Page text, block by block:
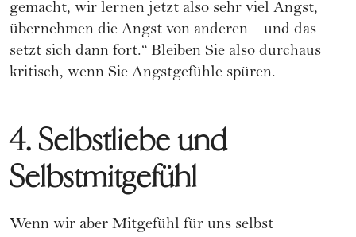
gemacht, wir lernen jetzt also sehr viel Angst,
übernehmen die Angst von anderen – und das
setzt sich dann fort.“ Bleiben Sie also durchaus
kritisch, wenn Sie Angstgefühle spüren.
4. Selbstliebe und
Selbstmitgefühl
Wenn wir aber Mitgefühl für uns selbst